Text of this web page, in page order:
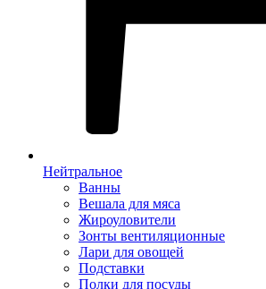
Нейтральное
Ванны
Вешала для мяса
Жироуловители
Зонты вентиляционные
Лари для овощей
Подставки
Полки для посуды